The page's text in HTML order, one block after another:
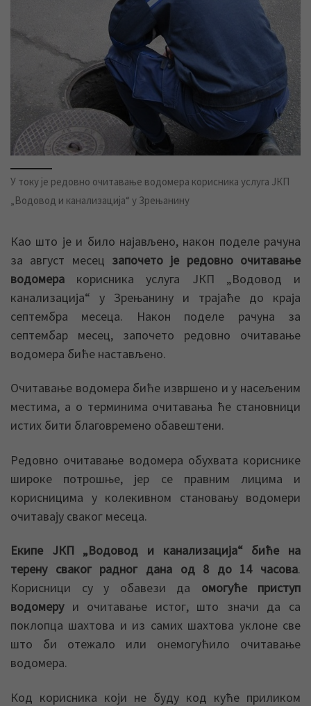
У току је редовно очитавање водомера корисника услуга ЈКП
„Водовод и канализација“ у Зрењанину
Као што је и било најављено, након поделе рачуна
за август месец започето је редовно очитавање
водомера корисника услуга ЈКП „Водовод и
канализација“ у Зрењанину и трајаће до краја
септембра месеца. Након поделе рачуна за
септембар месец, започето редовно очитавање
водомера биће настављено.
Очитавање водомера биће извршено и у насељеним
местима, а о терминима очитавања ће становници
истих бити благовремено обавештени.
Редовно очитавање водомера обухвата кориснике
широке потрошње, јер се правним лицима и
корисницима у колекивном становању водомери
очитавају сваког месеца.
Екипе ЈКП „Водовод и канализација“ биће на
терену сваког радног дана од 8 до 14 часова.
Корисници су у обавези да омогуће приступ
водомеруи очитавање истог, што значи да са
поклопца шахтова и из самих шахтова уклоне све
што би отежало или онемогућило очитавање
водомера.
Код корисника који не буду код куће приликом